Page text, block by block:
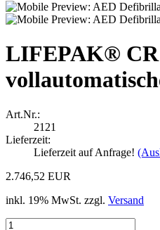
LIFEPAK®
Art.Nr.:
2121
Lieferzeit:
Lieferzeit auf Anfrage!
2.746,52 EUR
inkl. 19% MwSt. zzgl. Versand